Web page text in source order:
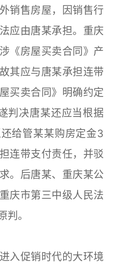
销售房屋，因销售行
应由唐某承担。重庆
《房屋买卖合同》产
其应与唐某承担连带
买卖合同》明确约定
判决唐某还应当根据
给管某某购房定金3
连带支付责任，并驳
。后唐某、重庆某公
庆市第三中级人民法
判。
促销时代的大环境